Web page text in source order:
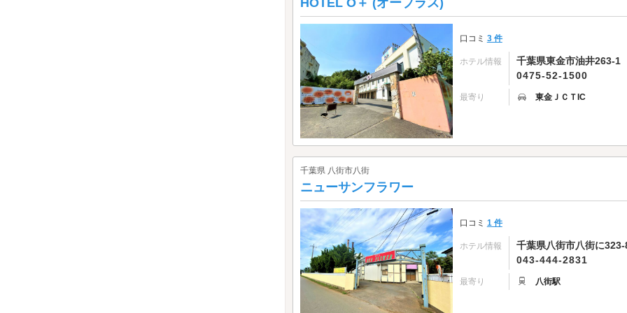
HOTEL O＋ (オープラス)
口コミ 3 件
ホテル情報
千葉県東金市油井263-1
0475-52-1500
最寄り 東金ＪＣＴIC
千葉県 八街市八街
ニューサンフラワー
口コミ 1 件
ホテル情報
千葉県八街市八街に323-
043-444-2831
最寄り 八街駅